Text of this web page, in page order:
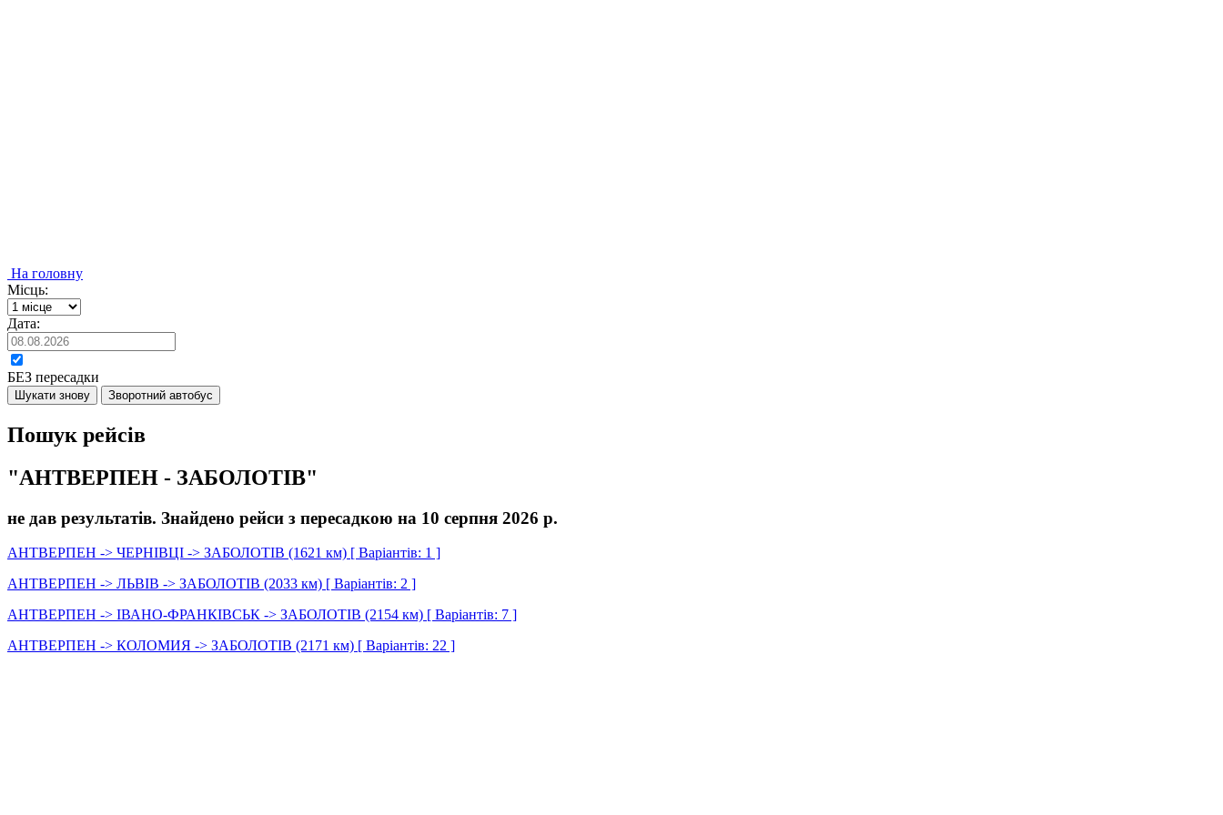
На головну
Місць:
Дата:
БЕЗ пересадки
Шукати знову Зворотний автобус
Пошук рейсів
"АНТВЕРПЕН - ЗАБОЛОТІВ"
не дав результатів. Знайдено рейси з пересадкою на 10 серпня 2026 р.
АНТВЕРПЕН -> ЧЕРНІВЦІ -> ЗАБОЛОТІВ (1621 км) [ Варіантів: 1 ]
АНТВЕРПЕН -> ЛЬВІВ -> ЗАБОЛОТІВ (2033 км) [ Варіантів: 2 ]
АНТВЕРПЕН -> ІВАНО-ФРАНКІВСЬК -> ЗАБОЛОТІВ (2154 км) [ Варіантів: 7 ]
АНТВЕРПЕН -> КОЛОМИЯ -> ЗАБОЛОТІВ (2171 км) [ Варіантів: 22 ]